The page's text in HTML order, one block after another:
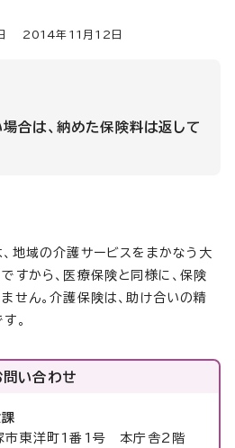
2014年 11 月 12 日
合は、納めた保険料は返して
地域の介護サービスをまかなう大
すから、医療保険と同様に、保険
せん。介護保険は、助け合いの精
。
問い合わせ
東洋町1番1号 本庁舎2階